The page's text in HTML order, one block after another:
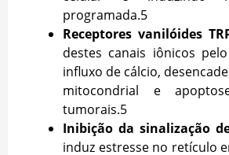
programada.5
Receptores vanilóides
destes canais iônicos
influxo de cálcio,
mitocondrial e
tumorais.5
Inibição da sinalização
induz estresse no retículo